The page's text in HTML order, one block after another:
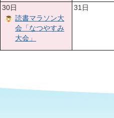
30日
読書マラソン大
会「なつやすみ
大会」
31日